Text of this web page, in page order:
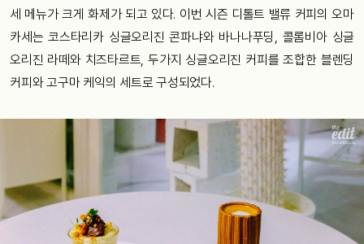
세 메뉴가 크게 화제가 되고 있다. 이번 시즌 디톨트 밸류 커피의 오마
카세는 코스타리카 싱글오리진 콘파냐와 바나나푸딩, 콜롬비아 싱글
오리진 라떼와 치즈타르트, 두가지 싱글오리진 커피를 조합한 블렌딩
커피와 고구마 케익의 세트로 구성되었다.